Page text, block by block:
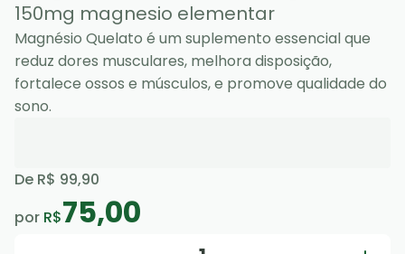
150mg magnesio elementar
Magnésio Quelato é um suplemento essencial que
reduz dores musculares, melhora disposição,
fortalece ossos e músculos, e promove qualidade do
sono.
De R$ 99,90
por R$75,00